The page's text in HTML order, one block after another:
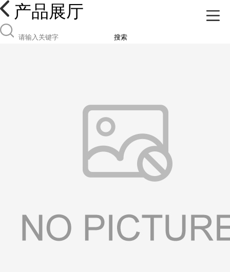
产品展厅
搜索